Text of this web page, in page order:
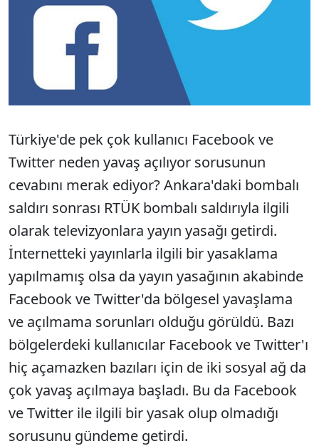
Türkiye'de pek çok kullanıcı Facebook ve
Twitter neden yavaş açılıyor sorusunun
cevabını merak ediyor? Ankara'daki bombalı
saldırı sonrası RTÜK bombalı saldırıyla ilgili
olarak televizyonlara yayın yasağı getirdi.
İnternetteki yayınlarla ilgili bir yasaklama
yapılmamış olsa da yayın yasağının akabinde
Facebook ve Twitter'da bölgesel yavaşlama
ve açılmama sorunları olduğu görüldü. Bazı
bölgelerdeki kullanıcılar Facebook ve Twitter'ı
hiç açamazken bazıları için de iki sosyal ağ da
çok yavaş açılmaya başladı. Bu da Facebook
ve Twitter ile ilgili bir yasak olup olmadığı
sorusunu gündeme getirdi.